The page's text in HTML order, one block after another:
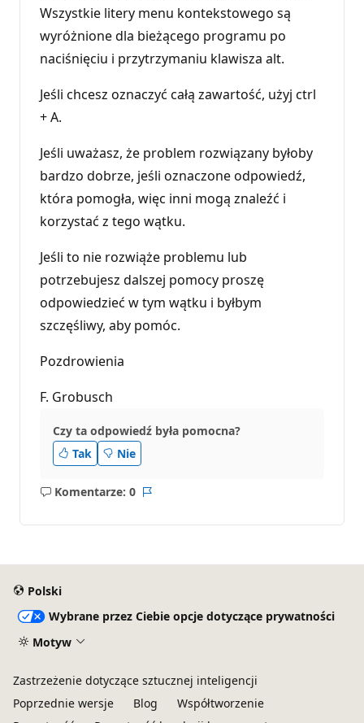
Wszystkie litery menu kontekstowego są
wyróżnione dla bieżącego programu po
naciśnięciu i przytrzymaniu klawisza alt.
Jeśli chcesz oznaczyć całą zawartość, użyj ctrl
+ A.
Jeśli uważasz, że problem rozwiązany byłoby
bardzo dobrze, jeśli oznaczone odpowiedź,
która pomogła, więc inni mogą znaleźć i
korzystać z tego wątku.
Jeśli to nie rozwiąże problemu lub
potrzebujesz dalszej pomocy proszę
odpowiedzieć w tym wątku i byłbym
szczęśliwy, aby pomóc.
Pozdrowienia
F. Grobusch
Czy ta odpowiedź była pomocna?
Tak
Nie
Komentarze: 0
Brak
Polski
Wybrane przez Ciebie opcje dotyczące prywatności
Motyw
Zastrzeżenie dotyczące sztucznej inteligencji
Poprzednie wersje
Blog
Współtworzenie